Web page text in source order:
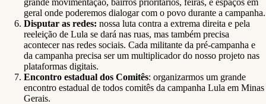
geral onde poderemos dialogar com o povo durante a campanha.
Disputar as redes: nossa luta contra a extrema direita e pela
reeleição de Lula se dará nas ruas, mas também precisa
acontecer nas redes sociais. Cada militante da pré-campanha e
da campanha precisa ser um multiplicador do nosso projeto nas
plataformas digitais.
Encontro estadual dos Comitês: organizarmos um grande
encontro estadual de todos comitês da campanha Lula em Minas
Gerais.